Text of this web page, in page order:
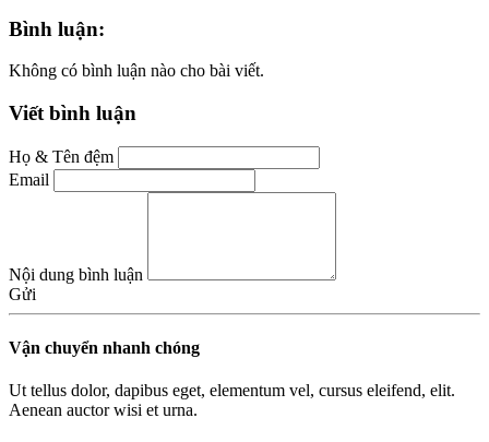
Bình luận:
Không có bình luận nào cho bài viết.
Viết bình luận
Họ & Tên đệm
Email
Nội dung bình luận
Gửi
Vận chuyển nhanh chóng
Ut tellus dolor, dapibus eget, elementum vel, cursus eleifend, elit.
Aenean auctor wisi et urna.